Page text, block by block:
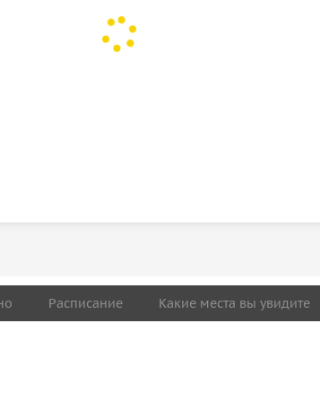
Расписание Какие места вы увидите